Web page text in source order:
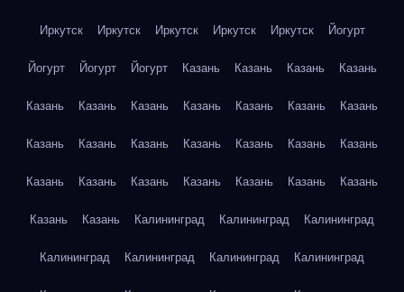
Иркутск Иркутск Иркутск Иркутск Иркутск Йогурт
Йогурт Йогурт Йогурт Казань Казань Казань Казань
Казань Казань Казань Казань Казань Казань Казань
Казань Казань Казань Казань Казань Казань Казань
Казань Казань Казань Казань Казань Казань Казань
Казань Казань Калининград Калининград Калининград
Калининград Калининград Калининград Калининград